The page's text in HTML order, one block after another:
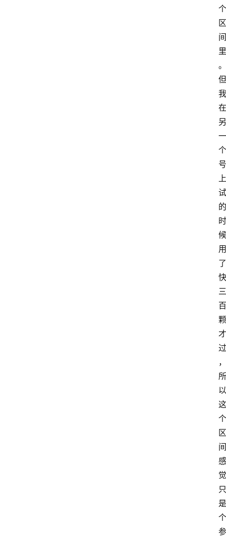
个
区
间
里
。
但
我
在
另
一
个
号
上
试
的
时
候
用
了
快
三
百
颗
才
过
，
所
以
这
个
区
间
感
觉
只
是
个
参